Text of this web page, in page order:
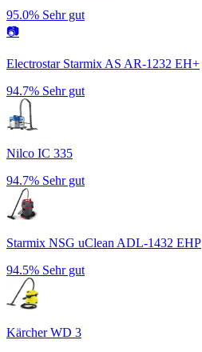
95.0% Sehr gut
📷
Electrostar Starmix AS AR-1232 EH+
94.7% Sehr gut
Nilco IC 335
94.7% Sehr gut
Starmix NSG uClean ADL-1432 EHP
94.5% Sehr gut
Kärcher WD 3